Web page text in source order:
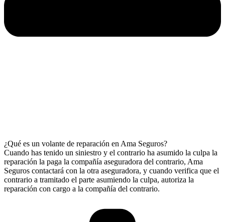
¿Qué es un volante de reparación en Ama Seguros?
Cuando has tenido un siniestro y el contrario ha asumido la culpa la
reparación la paga la compañía aseguradora del contrario, Ama
Seguros contactará con la otra aseguradora, y cuando verifica que el
contrario a tramitado el parte asumiendo la culpa, autoriza la
reparación con cargo a la compañía del contrario.